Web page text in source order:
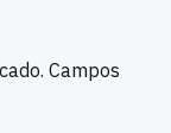
Campos